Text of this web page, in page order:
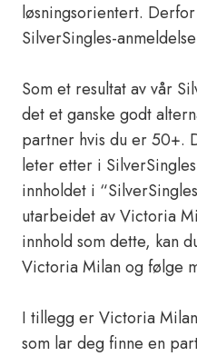
løsningsorientert.
SilverSingles-
Som et resultat av vår
det et ganske godt
partner hvis du er 50+.
leter etter i
innholdet i
utarbeidet av Victoria
innhold som dette, kan
Victoria Milan og følge
I tillegg er Victoria
som lar deg finne en